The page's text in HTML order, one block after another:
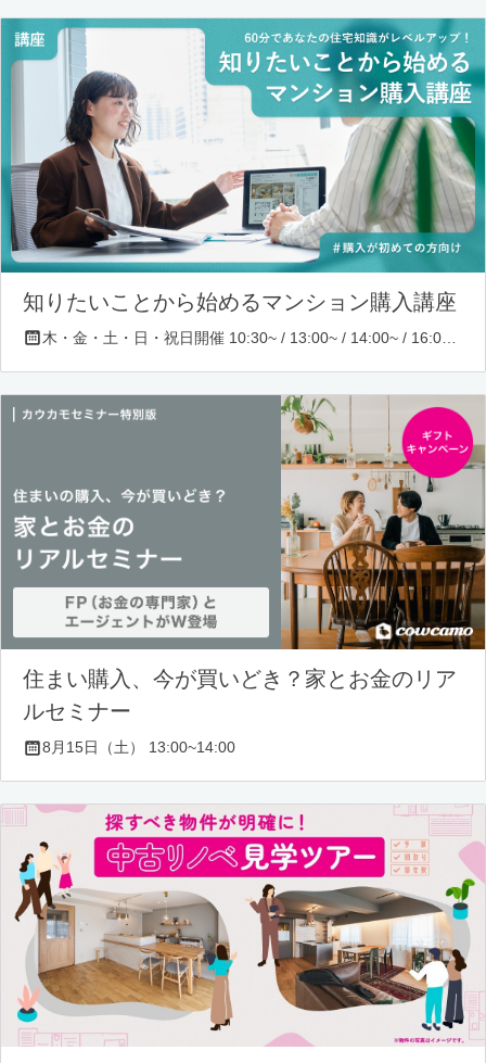
知りたいことから始めるマンション購入講座
住まい購入、今が買いどき？家とお金のリア
ルセミナー
8月15日（土） 13:00~14:00